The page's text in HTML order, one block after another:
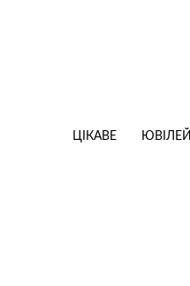
ЦІКАВЕ ЮВІЛЕЙ